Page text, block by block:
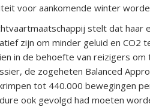
voor aankomende winter
stelt dat
zijn om minder geluid en
in de behoefte van reizigers om
de zogeheten Balanced
tot 440.000 bewegingen
ook gevolgd had moeten